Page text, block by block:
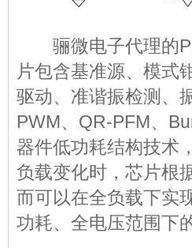
骊微电子代理的
片包含基准源、模式
驱动、准谐振检测、
PWM、QR-PFM、
器件低功耗结构技术
负载变化时，芯片根
而可以在全负载下实
功耗、全电压范围下